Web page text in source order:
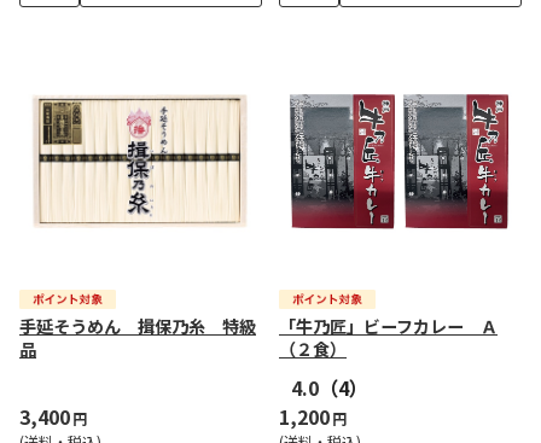
手延そうめん 揖保乃糸 特級
品
3,400円
「牛乃匠」ビーフカレー Ａ
（２食）
4.0 （4）
1,200円